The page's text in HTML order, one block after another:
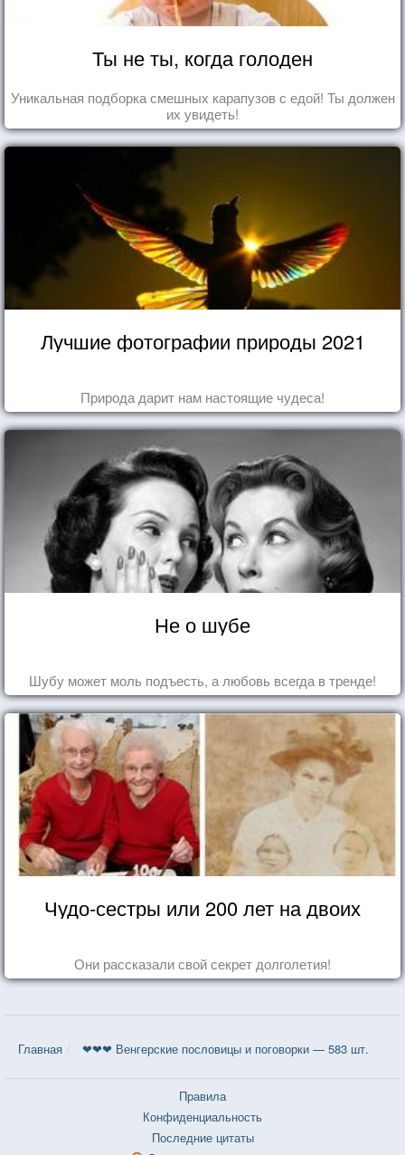
Ты не ты, когда голоден
Уникальная подборка смешных карапузов с едой! Ты должен
их увидеть!
Лучшие фотографии природы 2021
Природа дарит нам настоящие чудеса!
Не о шубе
Шубу может моль подъесть, а любовь всегда в тренде!
Чудо-сестры или 200 лет на двоих
Они рассказали свой секрет долголетия!
Главная ❤❤❤ Венгерские пословицы и поговорки — 583 шт.
Правила
Конфиденциальность
Последние цитаты